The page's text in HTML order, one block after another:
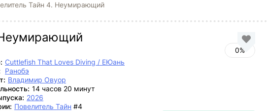
Тайн 4. Неумирающий
0%
Cuttlefish That Loves Diving / ЕЮань
Ранобэ
Владимир Овуор
14 часов 20 минут
2026
Повелитель Тайн #4